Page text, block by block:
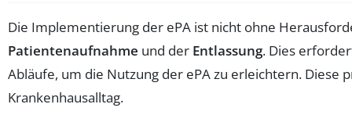
Die Implementierung der ePA ist nicht ohne
Patientenaufnahme und der Entlassung. Dies
Abläufe, um die Nutzung der ePA zu erleichtern. Diese
Krankenhausalltag.